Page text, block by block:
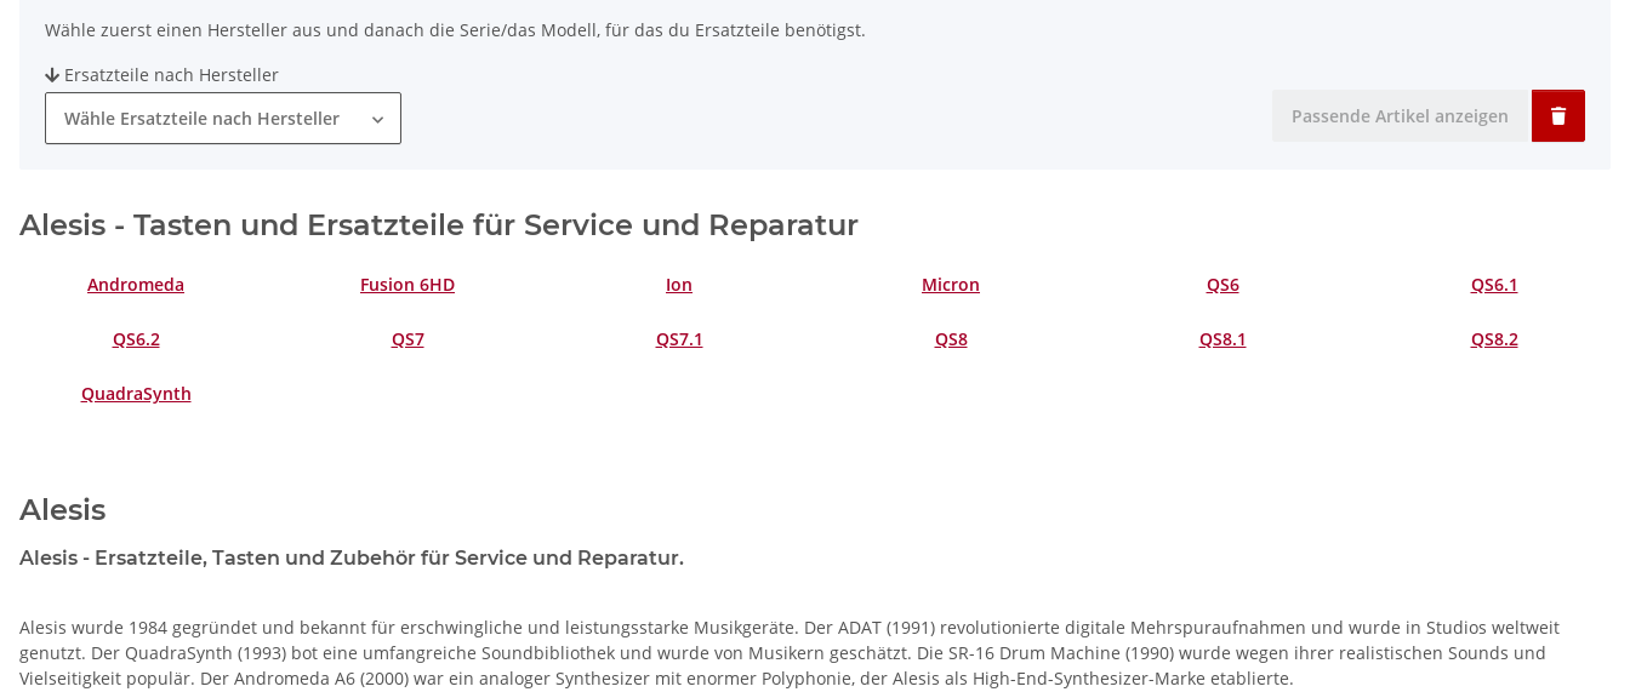
Wähle zuerst einen Hersteller aus und danach die Serie/das Modell, für das du Ersatzteile benötigst.
Ersatzteile nach Hersteller
Wähle Ersatzteile nach Hersteller
Passende Artikel anzeigen
Alesis - Tasten und Ersatzteile für Service und Reparatur
Andromeda Fusion 6HD Ion Micron QS6 QS6.1
QS6.2 QS7 QS7.1 QS8 QS8.1 QS8.2
QuadraSynth
Alesis
Alesis - Ersatzteile, Tasten und Zubehör für Service und Reparatur.
Alesis wurde 1984 gegründet und bekannt für erschwingliche und leistungsstarke Musikgeräte. Der ADAT (1991) revolutionierte digitale Mehrspuraufnahmen und wurde in Studios weltweit
genutzt. Der QuadraSynth (1993) bot eine umfangreiche Soundbibliothek und wurde von Musikern geschätzt. Die SR-16 Drum Machine (1990) wurde wegen ihrer realistischen Sounds und
Vielseitigkeit populär. Der Andromeda A6 (2000) war ein analoger Synthesizer mit enormer Polyphonie, der Alesis als High-End-Synthesizer-Marke etablierte.